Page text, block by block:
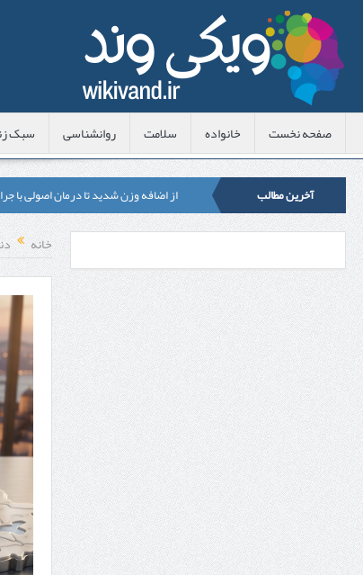
صفحه نخست خانواده سلامت روانشناسی سبک
آخرین مطالب
از اضافه وزن شدید تا درمان اصولی با
لیزر موهای زائد شاتی یا رولی؟ مقایسه
قبل از تماس با تعمیرکار ماشین
هزینه ایمپلنت دندان در ترکیه 1405 | قیمت، مزایا، معایب و مقایسه با ایران
محصولات تراست؛ بهترین گزینه برای
کلاس تیزهوشان برای چه
آشنایی با هنر عاج کاری
7 سوئیت محبوب مشهد نزدیک حرم با غذا و نظر مسافران
درمان ترک های پوستی با لیزر در مشهد |
طراحی در خدمت نظم؛ از قفسه ‌های یک‌
خانه